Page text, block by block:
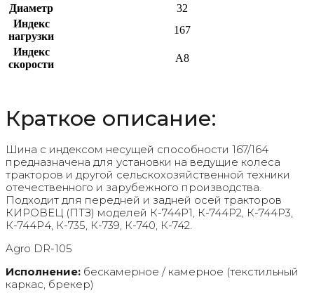
Диаметр
32
Индекс
нагрузки
167
Индекс
скорости
A8
Краткое описание:
Шина с индексом несущей способности 167/164
предназначена для установки на ведущие колеса
тракторов и другой сельскохозяйственной техники
отечественного и зарубежного производства.
Подходит для передней и задней осей тракторов
КИРОВЕЦ (ПТЗ) моделей К-744Р1, К-744Р2, К-744Р3,
К-744Р4, К-735, К-739, К-740, К-742.
Agro DR-105
Исполнение: бескамерное / камерное (текстильный
каркас, брекер)